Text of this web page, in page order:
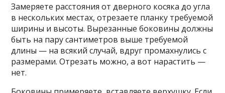
Замеряете расстояния от дверного косяка до угла
в нескольких местах, отрезаете планку требуемой
ширины и высоты. Вырезанные боковины должны
быть на пару сантиметров выше требуемой
длины — на всякий случай, вдруг промахнулись с
размерами. Отрезать можно, а вот нарастить —
нет.